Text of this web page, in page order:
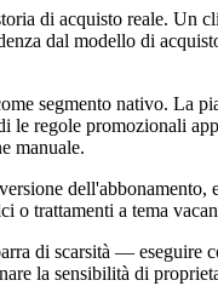
di acquisto reale. Un
dal modello di
segmento nativo. La
regole promozionali
manuale.
trattamenti a tema
di scarsità — eseguire
la sensibilità di